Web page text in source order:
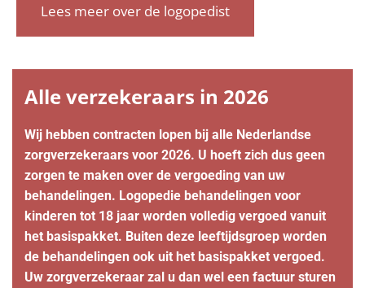
Lees meer over de logopedist
Alle verzekeraars in 2026
Wij hebben contracten lopen bij alle Nederlandse
zorgverzekeraars voor 2026. U hoeft zich dus geen
zorgen te maken over de vergoeding van uw
behandelingen. Logopedie behandelingen voor
kinderen tot 18 jaar worden volledig vergoed vanuit
het basispakket. Buiten deze leeftijdsgroep worden
de behandelingen ook uit het basispakket vergoed.
Uw zorgverzekeraar zal u dan wel een factuur sturen